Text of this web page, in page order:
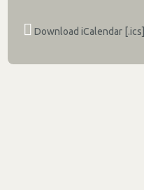
Download iCalendar [.ics]